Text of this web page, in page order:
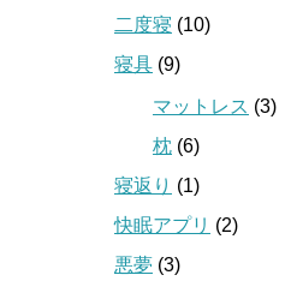
二度寝 (10)
寝具 (9)
マットレス (3)
枕 (6)
寝返り (1)
快眠アプリ (2)
悪夢 (3)